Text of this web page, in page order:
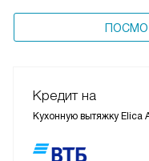
Кредит на
Кухонную вытяжку Elica